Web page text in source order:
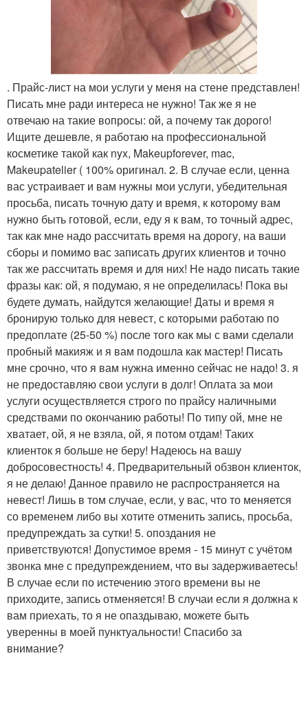
. Прайс-лист на мои услуги у меня на стене представлен!
Писать мне ради интереса не нужно! Так же я не
отвечаю на такие вопросы: ой, а почему так дорого!
Ищите дешевле, я работаю на профессиональной
косметике такой как nyx, Makeupforever, mac,
Makeupatelier ( 100% оригинал. 2. В случае если, ценна
вас устраивает и вам нужны мои услуги, убедительная
просьба, писать точную дату и время, к которому вам
нужно быть готовой, если, еду я к вам, то точный адрес,
так как мне надо рассчитать время на дорогу, на ваши
сборы и помимо вас записать других клиентов и точно
так же рассчитать время и для них! Не надо писать такие
фразы как: ой, я подумаю, я не определилась! Пока вы
будете думать, найдутся желающие! Даты и время я
бронирую только для невест, с которыми работаю по
предоплате (25-50 %) после того как мы с вами сделали
пробный макияж и я вам подошла как мастер! Писать
мне срочно, что я вам нужна именно сейчас не надо! 3. я
не предоставляю свои услуги в долг! Оплата за мои
услуги осуществляется строго по прайсу наличными
средствами по окончанию работы! По типу ой, мне не
хватает, ой, я не взяла, ой, я потом отдам! Таких
клиенток я больше не беру! Надеюсь на вашу
добросовестность! 4. Предварительный обзвон клиенток,
я не делаю! Данное правило не распространяется на
невест! Лишь в том случае, если, у вас, что то меняется
со временем либо вы хотите отменить запись, просьба,
предупреждать за сутки! 5. опоздания не
приветствуются! Допустимое время - 15 минут с учётом
звонка мне с предупреждением, что вы задерживаетесь!
В случае если по истечению этого времени вы не
приходите, запись отменяется! В случаи если я должна к
вам приехать, то я не опаздываю, можете быть
уверенны в моей пунктуальности! Спасибо за
внимание?